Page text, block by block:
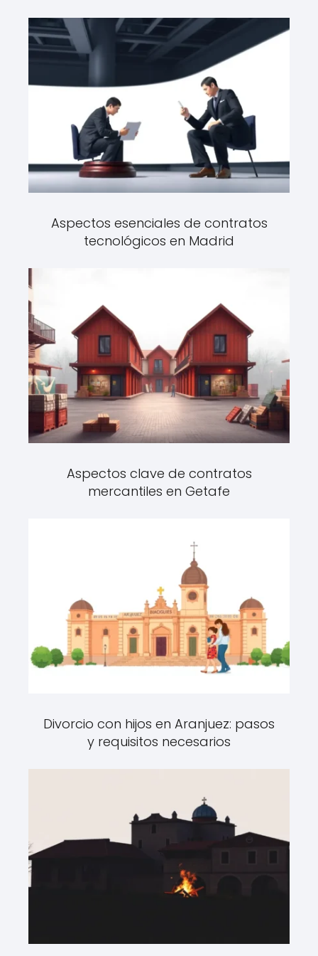
Aspectos esenciales de contratos
tecnológicos en Madrid
Aspectos clave de contratos
mercantiles en Getafe
Divorcio con hijos en Aranjuez: pasos
y requisitos necesarios